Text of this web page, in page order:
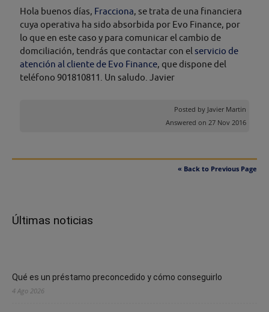
Hola buenos días, Fracciona, se trata de una financiera
cuya operativa ha sido absorbida por Evo Finance, por
lo que en este caso y para comunicar el cambio de
domciliación, tendrás que contactar con el servicio de
atención al cliente de Evo Finance, que dispone del
teléfono 901810811. Un saludo. Javier
Posted by Javier Martin
Answered on 27 Nov 2016
« Back to Previous Page
Últimas noticias
Qué es un préstamo preconcedido y cómo conseguirlo
4 Ago 2026